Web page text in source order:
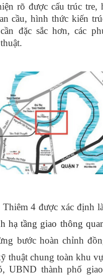
rõ được cấu trúc tre,
cầu, hình thức kiến
đặc sắc hơn, các
Thiêm 4 được xác định
hạ tầng giao thông
bước hoàn chỉnh
thuật chung toàn khu
UBND thành phố